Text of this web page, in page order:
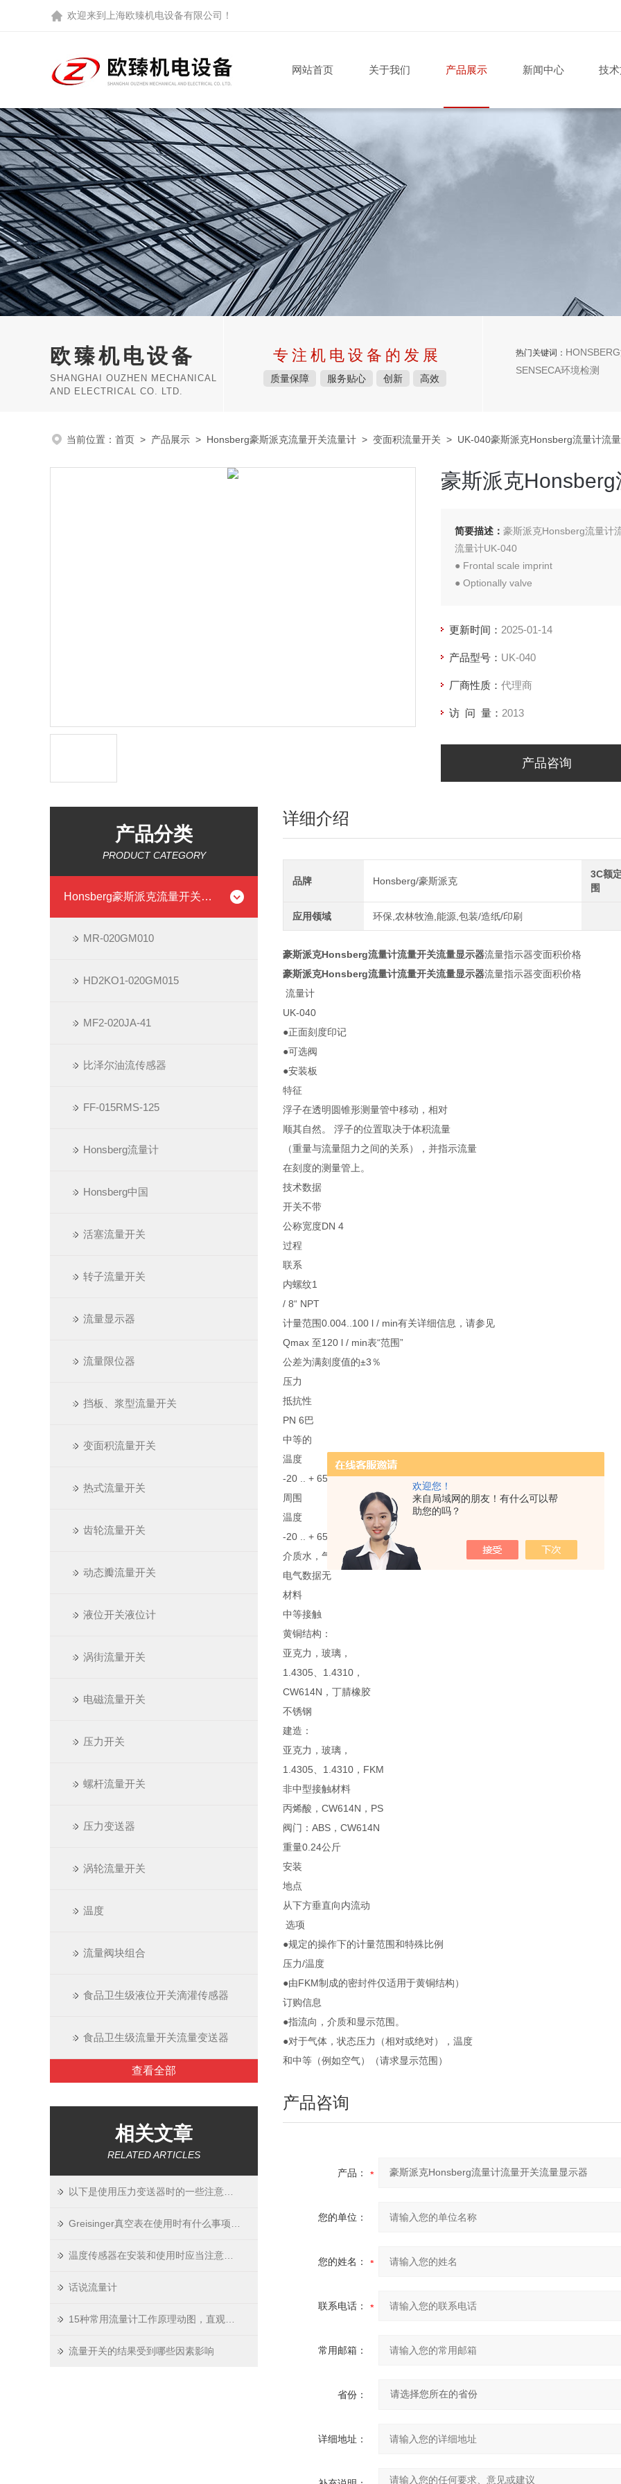
欢迎您！
来自局域网的朋友！有什么可以帮
助您的吗？
欢迎来到 上海欧臻机电设备有限公司 ！
网站首页 关于我们 产品展示 新闻中心 技
欧臻机电设备
SHANGHAI OUZHEN MECHANICAL
AND ELECTRICAL CO. LTD.
专注机电设备的发展
质量保障 服务贴心 创新 高效
热门关键词：
SENSECA环境检测
当前位置： 首页 > 产品展示 > Honsberg豪斯派克流量开关流量计 > 变面积流量开关 > UK-040豪斯派克Honsberg流量计流
豪斯派克
简要描述： 豪斯派克Honsberg流量计
流量计UK-040
● Frontal scale imprint
● Optionally valve
更新时间： 2025-01-14
产品型号： UK-040
厂商性质： 代理商
访 问 量： 2013
产品咨询
产品分类
PRODUCT CATEGORY
Honsberg豪斯派克流量开关流量计
MR-020GM010
HD2KO1-020GM015
MF2-020JA-41
比泽尔油流传感器
FF-015RMS-125
Honsberg流量计
Honsberg中国
活塞流量开关
转子流量开关
流量显示器
流量限位器
挡板、浆型流量开关
变面积流量开关
热式流量开关
齿轮流量开关
动态瓣流量开关
液位开关液位计
涡街流量开关
电磁流量开关
压力开关
螺杆流量开关
压力变送器
涡轮流量开关
温度
流量阀块组合
食品卫生级液位开关滴灌传感器
食品卫生级流量开关流量变送器
查看全部
相关文章
RELATED ARTICLES
话说流量计
流量开关的结果受到哪些因素影响
详细介绍
品牌 Honsberg/豪斯派克
3C额
围
应用领域 环保,农林牧渔,能源,包装/造纸/印刷
豪斯派克Honsberg流量计流量开关流量显示器流量指示器变面积价格
豪斯派克Honsberg流量计流量开关流量显示器流量指示器变面积价格
流量计
UK-040
●正面刻度印记
●可选阀
●安装板
特征
浮子在透明圆锥形测量管中移动，相对
顺其自然。 浮子的位置取决于体积流量
（重量与流量阻力之间的关系），并指示流量
在刻度的测量管上。
技术数据
开关不带
公称宽度DN 4
过程
联系
内螺纹1
/ 8“ NPT
计量范围0.004..100 l / min有关详细信息，请参见
Qmax 至120 l / min表“范围”
公差为满刻度值的±3％
压力
抵抗性
PN 6巴
中等的
温度
-20 .. + 65°C
周围
温度
-20 .. + 65°C
介质水，气体
电气数据无
材料
中等接触
黄铜结构：
亚克力，玻璃，
1.4305、1.4310，
CW614N，丁腈橡胶
不锈钢
建造：
亚克力，玻璃，
1.4305、1.4310，FKM
非中型接触材料
丙烯酸，CW614N，PS
阀门：ABS，CW614N
重量0.24公斤
安装
地点
从下方垂直向内流动
选项
●规定的操作下的计量范围和特殊比例
压力/温度
●由FKM制成的密封件仅适用于黄铜结构）
订购信息
●指流向，介质和显示范围。
●对于气体，状态压力（相对或绝对），温度
和中等（例如空气）（请求显示范围）
产品咨询
产品：
您的单位：
您的姓名：
联系电话：
常用邮箱：
省份：
详细地址：